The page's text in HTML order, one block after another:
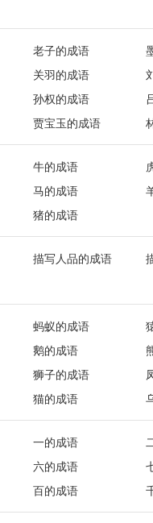
老子的成语
关羽的成语
孙权的成语
贾宝玉的成语
牛的成语
马的成语
猪的成语
描写人品的成语
蚂蚁的成语
鹅的成语
狮子的成语
猫的成语
一的成语
六的成语
百的成语